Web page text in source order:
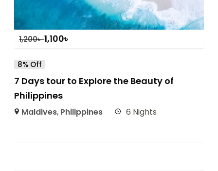
1,200৳1,100৳
8% Off
7 Days tour to Explore the Beauty of
Philippines
Maldives, Philippines 6 Nights